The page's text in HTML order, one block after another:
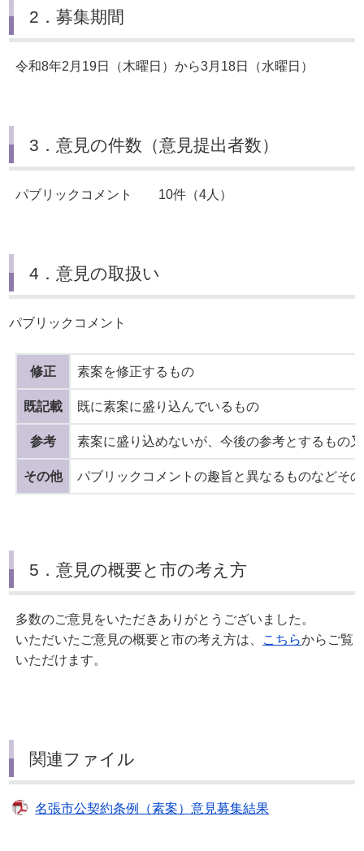
2．募集期間
令和8年2月19日（木曜日）から3月18日（水曜日）
3．意見の件数（意見提出者数）
パブリックコメント 10件（4人）
4．意見の取扱い
パブリックコメント
修正 素案を修正するもの
既記載 既に素案に盛り込んでいるもの
参考 素案に盛り込めないが、今後の参考とするもの
その他 パブリックコメントの趣旨と異なるものなどそ
5．意見の概要と市の考え方
多数のご意見をいただきありがとうございました。
いただいたご意見の概要と市の考え方は、
こちらからご覧
いただけます。
関連ファイル
名張市公契約条例（素案）意見募集結果